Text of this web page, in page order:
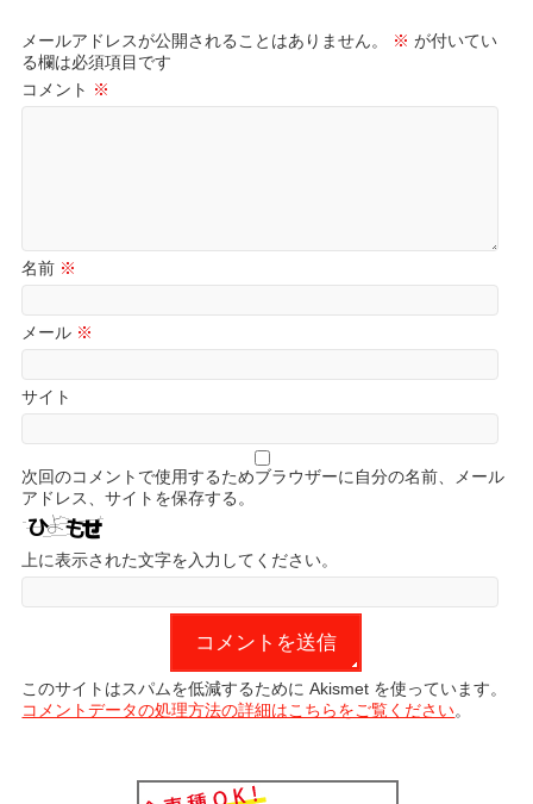
メールアドレスが公開されることはありません。 ※ が付いてい
る欄は必須項目です
コメント ※
名前 ※
メール ※
サイト
次回のコメントで使用するためブラウザーに自分の名前、メール
アドレス、サイトを保存する。
上に表示された文字を入力してください。
このサイトはスパムを低減するために Akismet を使っています。
コメントデータの処理方法の詳細はこちらをご覧ください。